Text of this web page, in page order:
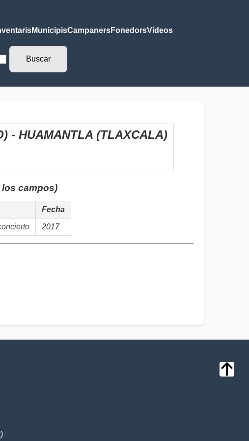
MunicipisCampanersFonedorsVídeos
- HUAMANTLA (TLAXCALA)
campos)
Fecha
2017